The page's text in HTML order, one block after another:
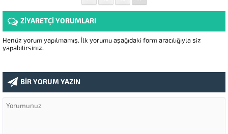
ZİYARETÇİ YORUMLARI
Henüz yorum yapılmamış. İlk yorumu aşağıdaki form aracılığıyla siz
yapabilirsiniz.
BİR YORUM YAZIN